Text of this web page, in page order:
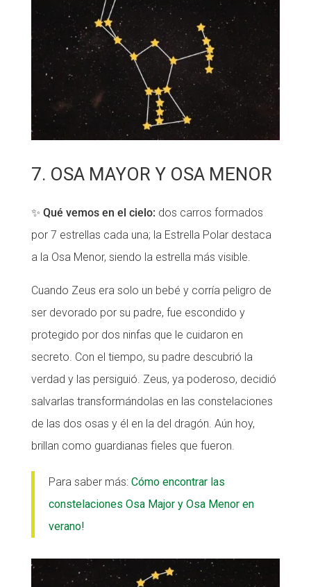
7. OSA MAYOR Y OSA MENOR
✨ Qué vemos en el cielo: dos carros formados
por 7 estrellas cada una; la Estrella Polar destaca
a la Osa Menor, siendo la estrella más visible.
Cuando Zeus era solo un bebé y corría peligro de
ser devorado por su padre, fue escondido y
protegido por dos ninfas que le cuidaron en
secreto. Con el tiempo, su padre descubrió la
verdad y las persiguió. Zeus, ya poderoso, decidió
salvarlas transformándolas en las constelaciones
de las dos osas y él en la del dragón. Aún hoy,
brillan como guardianas fieles que fueron.
Para saber más: Cómo encontrar las
constelaciones Osa Major y Osa Menor en
verano!